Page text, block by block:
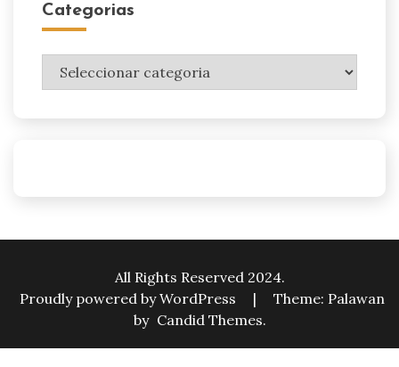
Categorias
Categorias
All Rights Reserved 2024.
Proudly powered by WordPress
|
Theme: Palawan
by Candid Themes.